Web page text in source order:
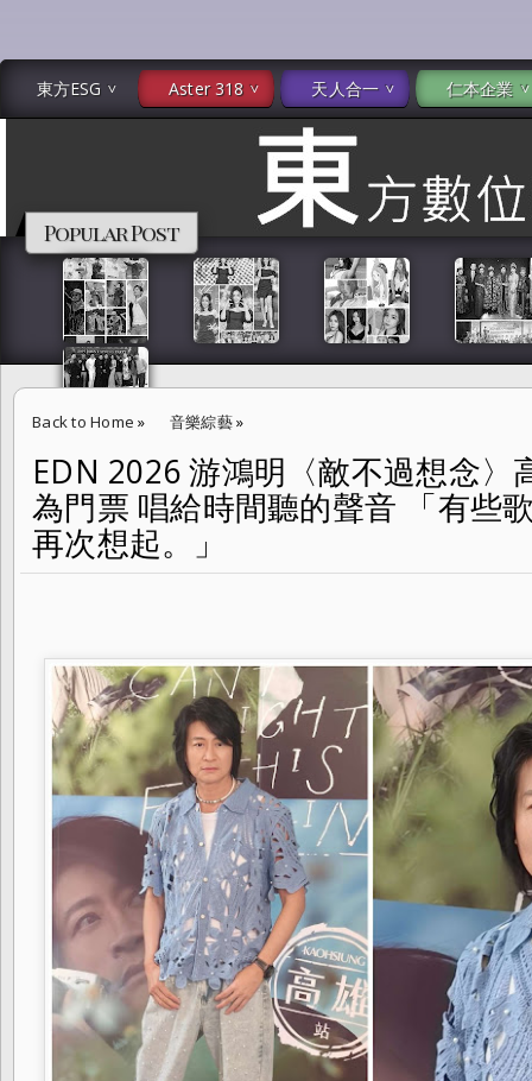
東方ESG Aster 318 天人合一 仁本企業
Popular Post
Back to Home » 音樂綜藝»
EDN 2026 游鴻明〈敵不過想念〉高雄巨蛋演唱會 當想念成為門票 唱
時，只是會被再次想起。」
EDN 2026 游鴻明〈敵不過想念〉
為門票 唱給時間聽的聲音 「有些
再次想起。」